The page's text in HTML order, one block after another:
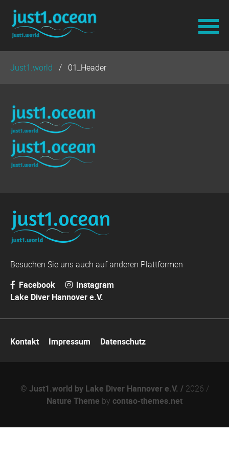
überspringen
Just1.world 01_Header
Besuchen Sie uns auch auf anderen Plattformen
Facebook
Instagram
Lake Diver Hannover e.V.
überspringen
Kontakt Impressum Datenschutz
© Just1.world by Lake Diver Hannover e.V. / 2026 /
Nature Theme by contao-themes.net